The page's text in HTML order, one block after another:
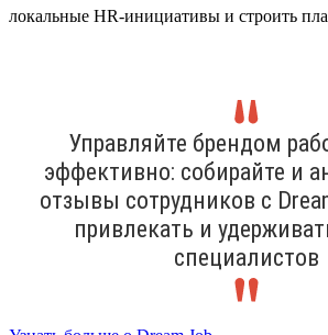
локальные HR-инициативы и строить
Управляйте брендом
эффективно: собирайте и
отзывы сотрудников с
привлекать и
специалистов